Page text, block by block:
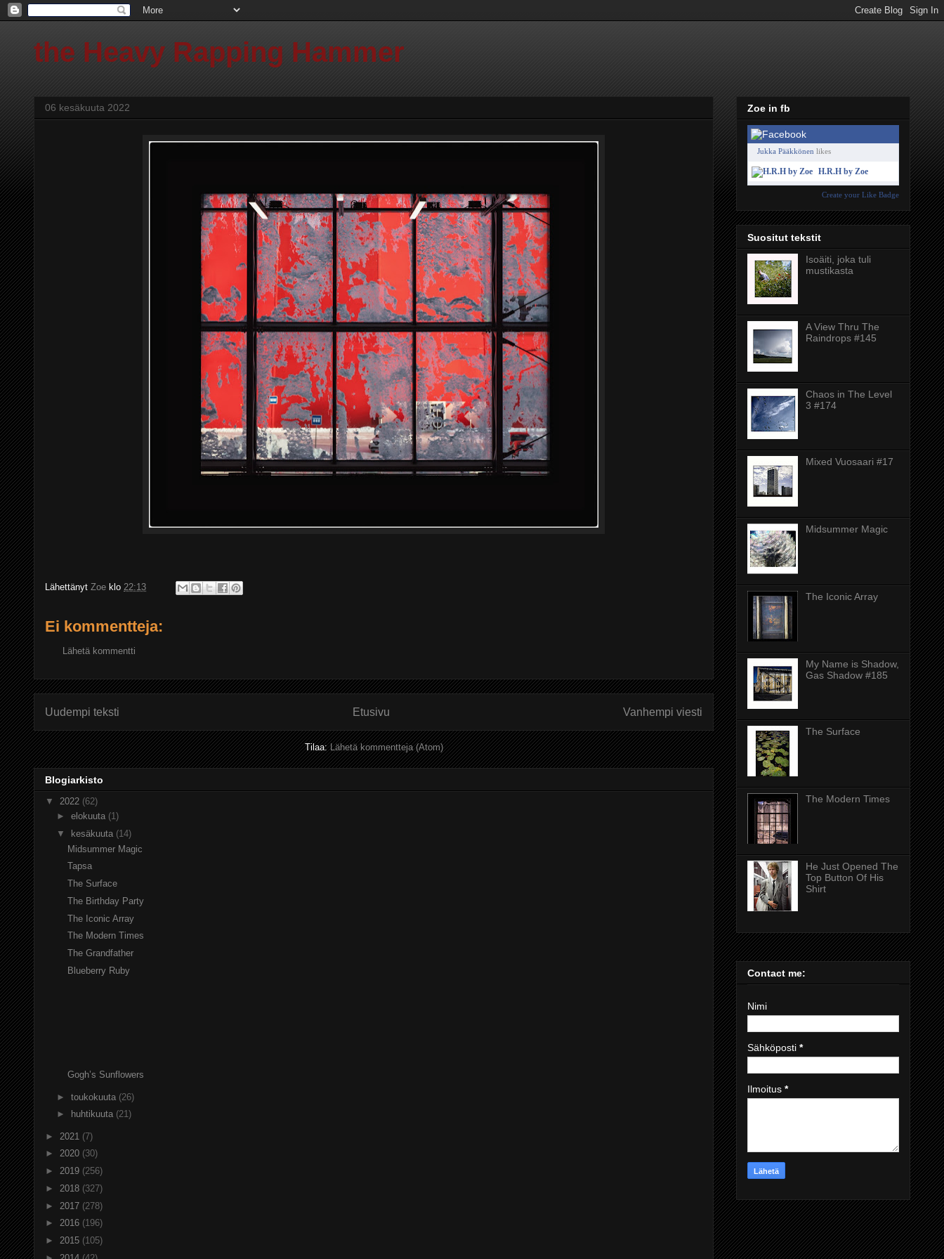
the Heavy Rapping Hammer
06 kesäkuuta 2022
Lähettänyt Zoe klo 22:13
Ei kommentteja:
Lähetä kommentti
Uudempi teksti Vanhempi viesti
Etusivu
Tilaa:Lähetä kommentteja (Atom)
Blogiarkisto
▼ 2022 (62)
► elokuuta (1)
▼
kesäkuuta (14)
Midsummer Magic
Tapsa
The Surface
The Birthday Party
The Iconic Array
The Modern Times
The Grandfather
Blueberry Ruby
Gogh’s Sunflowers
► toukokuuta (26)
►
huhtikuuta (21)
► 2021 (7)
► 2020 (30)
► 2019 (256)
► 2018 (327)
► 2017 (278)
► 2016 (196)
► 2015 (105)
Zoe in fb
Jukka Pääkkönen likes
H.R.H by Zoe
Create your Like Badge
Suositut tekstit
Isoäiti, joka tuli
mustikasta
A View Thru The
Raindrops #145
Chaos in The Level
3 #174
Mixed Vuosaari #17
Midsummer Magic
The Iconic Array
My Name is Shadow,
Gas Shadow #185
The Surface
The Modern Times
He Just Opened The
Top Button Of His
Shirt
Contact me:
Nimi
Sähköposti *
Ilmoitus *